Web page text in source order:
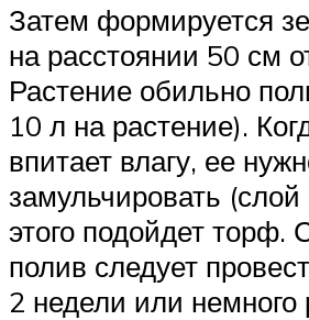
Затем формируется
на расстоянии 50 см
Растение обильно
10 л на растение).
впитает влагу, ее
замульчировать
этого подойдет
полив следует
2 недели или немного